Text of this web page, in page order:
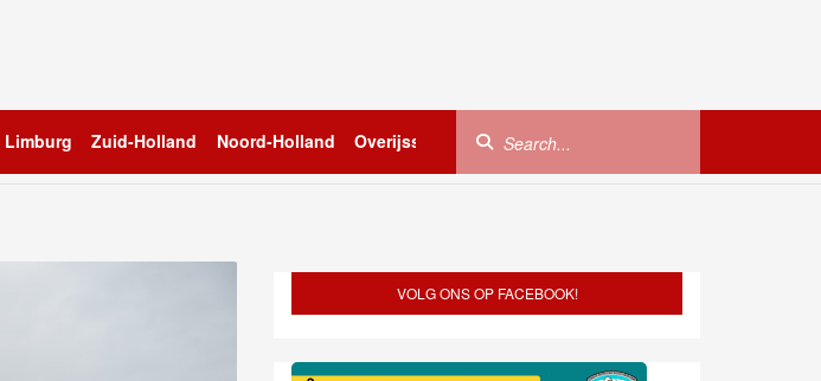
Limburg Zuid-Holland Noord-Holland Overijssel Utrecht Zeeland
VOLG ONS OP FACEBOOK!